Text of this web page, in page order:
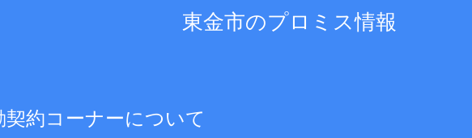
東金市のプロミス情報
約コーナーについて